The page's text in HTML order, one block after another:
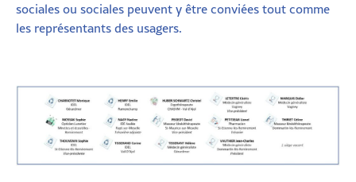
sociales ou sociales peuvent y être conviées tout comme
les représentants des usagers.